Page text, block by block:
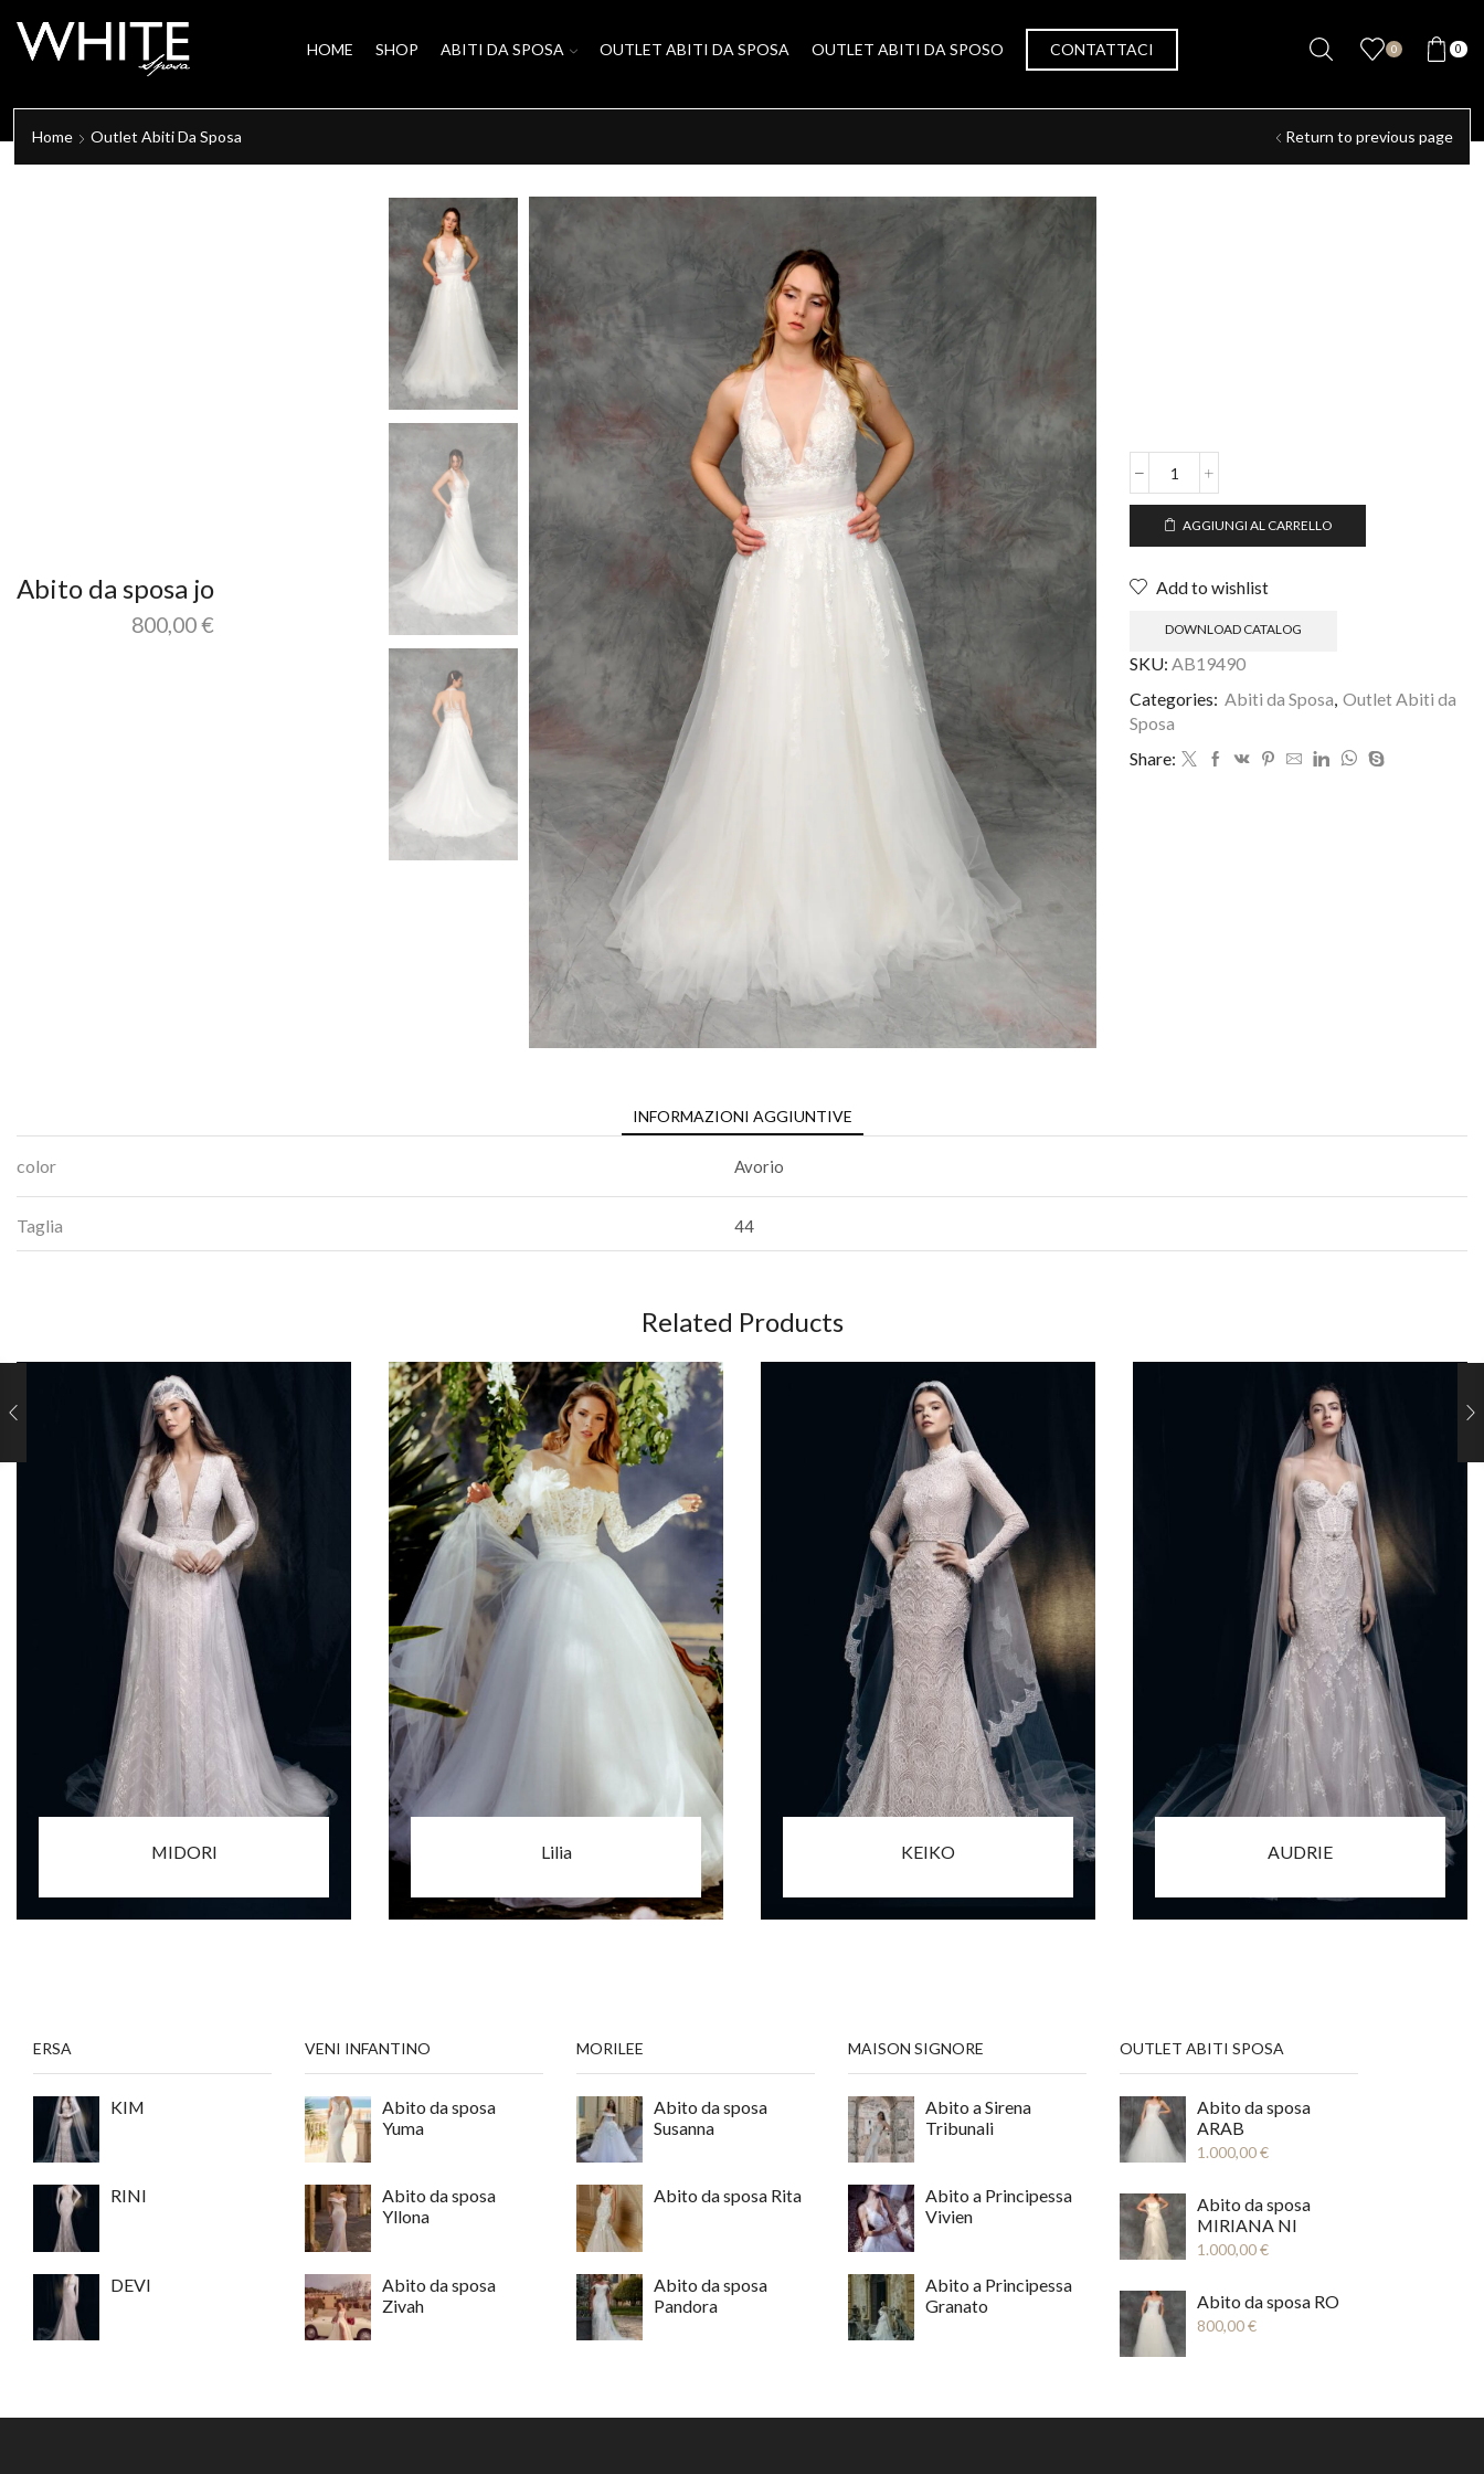
HOME SHOP ABITI DA SPOSA OUTLET ABITI DA SPOSA OUTLET ABITI DA SPOSO CONTATTACI 0 0
Home Outlet Abiti Da Sposa Return to previous page
Abito da sposa jo
800,00€
AGGIUNGI AL CARRELLO
Add to wishlist
DOWNLOAD CATALOG
SKU: AB19490
Categories: Abiti da Sposa Outlet Abiti da
Sposa
Share:
INFORMAZIONI AGGIUNTIVE
color Avorio
Taglia 44
Related Products
MIDORI Lilia KEIKO AUDRIE
ERSA
KIM
RINI
DEVI
VENI INFANTINO
Abito da sposa
Yuma
Abito da sposa
Yllona
Abito da sposa
Zivah
MORILEE
Abito da sposa
Susanna
Abito da sposa Rita
Abito da sposa
Pandora
MAISON SIGNORE
Abito a Sirena
Tribunali
Abito a Principessa
Vivien
Abito a Principessa
Granato
OUTLET ABITI SPOSA
Abito da sposa
ARAB
1.000,00€
Abito da sposa
MIRIANA NI
1.000,00€
Abito da sposa RO
800,00€